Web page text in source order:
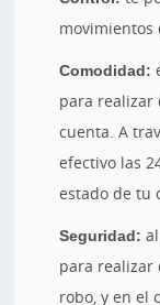
movimientos
Comodidad:
para realizar
cuenta. A
efectivo las
estado de tu
Seguridad:
para realizar
robo, y en el